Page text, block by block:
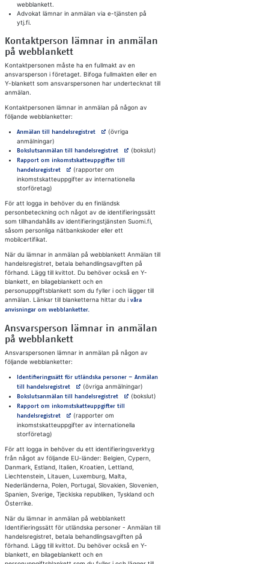
webblankett.
Advokat lämnar in anmälan via e-tjänsten på
ytj.fi.
Kontaktperson lämnar in anmälan
på webblankett
Kontaktpersonen måste ha en fullmakt av en
ansvarsperson i företaget. Bifoga fullmakten eller en
Y-blankett som ansvarspersonen har undertecknat till
anmälan.
Kontaktpersonen lämnar in anmälan på någon av
följande webblanketter:
Anmälan till handelsregistretAvautuu uuteen välilehteen
(övriga
anmälningar)
Bokslutsanmälan till handelsregistretAvautuu uuteen välilehteen
(bokslut)
Rapport om inkomstskatteuppgifter till
handelsregistretAvautuu uuteen välilehteen
(rapporter om
inkomstskatteuppgifter av internationella
storföretag)
För att logga in behöver du en finländsk
personbeteckning och något av de identifieringssätt
som tillhandahålls av identifieringstjänsten Suomi.fi,
såsom personliga nätbankskoder eller ett
mobilcertifikat.
När du lämnar in anmälan på webblankett Anmälan till
handelsregistret, betala behandlingsavgiften på
förhand. Lägg till kvittot. Du behöver också en Y-
blankett, en bilageblankett och en
personuppgiftsblankett som du fyller i och lägger till
anmälan. Länkar till blanketterna hittar du i våra
anvisningar om webblanketter.
Ansvarsperson lämnar in anmälan
på webblankett
Ansvarspersonen lämnar in anmälan på någon av
följande webblanketter:
Identifieringssätt för utländska personer – Anmälan
till handelsregistretAvautuu uuteen välilehteen
(övriga anmälningar)
Bokslutsanmälan till handelsregistretAvautuu uuteen välilehteen
(bokslut)
Rapport om inkomstskatteuppgifter till
handelsregistretAvautuu uuteen välilehteen
(rapporter om
inkomstskatteuppgifter av internationella
storföretag)
​För att logga in behöver du ett identifieringsverktyg
från något av följande EU-länder: Belgien, Cypern,
Danmark, Estland, Italien, Kroatien, Lettland,
Liechtenstein, Litauen, Luxemburg, Malta,
Nederländerna, Polen, Portugal, Slovakien, Slovenien,
Spanien, Sverige, Tjeckiska republiken, Tyskland och
Österrike.
När du lämnar in anmälan på webblankett
Identifieringssätt för utländska personer - Anmälan till
handelsregistret, betala behandlingsavgiften på
förhand. Lägg till kvittot. Du behöver också en Y-
blankett, en bilageblankett och en